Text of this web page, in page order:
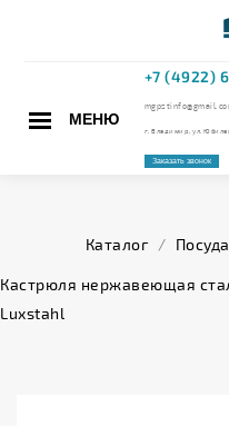
МЕНЮ
Каталог /
Кастрюля нержавеющая
Luxstahl